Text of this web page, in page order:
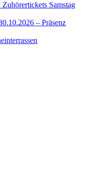
Samstag
– Präsenz